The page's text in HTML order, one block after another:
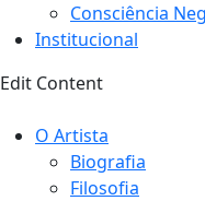
Consciência
Institucional
Edit Content
O Artista
Biografia
Filosofia